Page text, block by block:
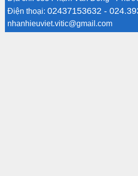
Điện thoại: 02437153632 -
nhanhieuviet.vitic@gmail.com